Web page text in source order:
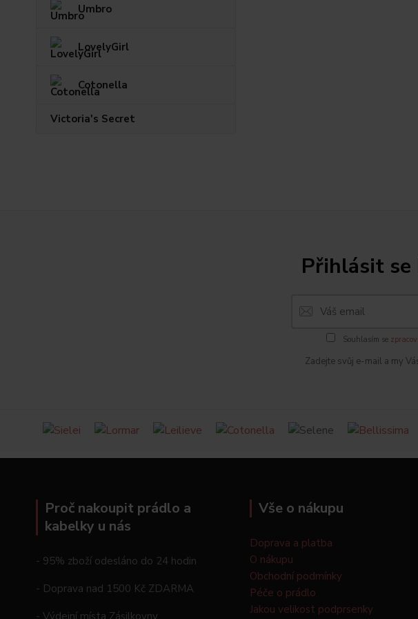
Umbro
LovelyGirl
Cotonella
Victoria's Secret
Přihlásit
Souhlasím se
Zadejte svůj e-mail a my
Proč nakoupit prádlo a
kabelky u nás
- 95% zboží odesláno do 24 hodin
- Doprava nad 1500 Kč ZDARMA
- Výdejní místa Zásilkovny
Vše o nákupu
Doprava a platba
O nákupu
Obchodní podmínky
Péče o prádlo
Jakou velikost podprsenky